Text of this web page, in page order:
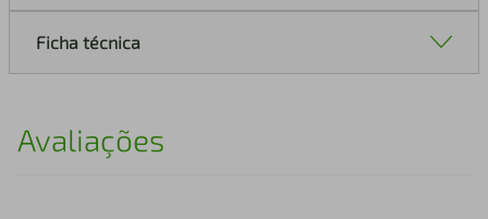
Ficha técnica
Avaliações